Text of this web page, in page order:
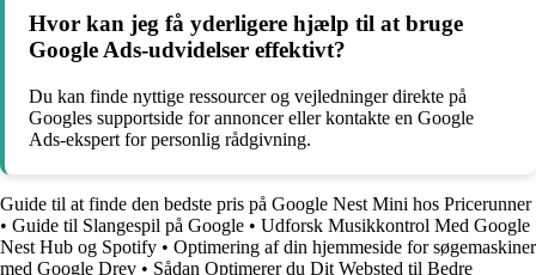
Hvor kan jeg få yderligere hjælp til at bruge
Google Ads-udvidelser effektivt?
Du kan finde nyttige ressourcer og vejledninger direkte på
Googles supportside for annoncer eller kontakte en Google
Ads-ekspert for personlig rådgivning.
Guide til at finde den bedste pris på Google Nest Mini hos Pricerunner
• Guide til Slangespil på Google • Udforsk Musikkontrol Med Google
Nest Hub og Spotify • Optimering af din hjemmeside for søgemaskiner
med Google Drev • Sådan Optimerer du Dit Websted til Bedre